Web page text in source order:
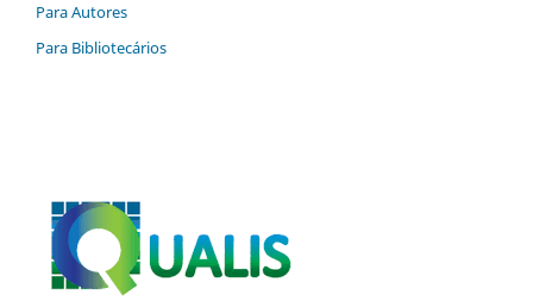
Para Autores
Para Bibliotecários